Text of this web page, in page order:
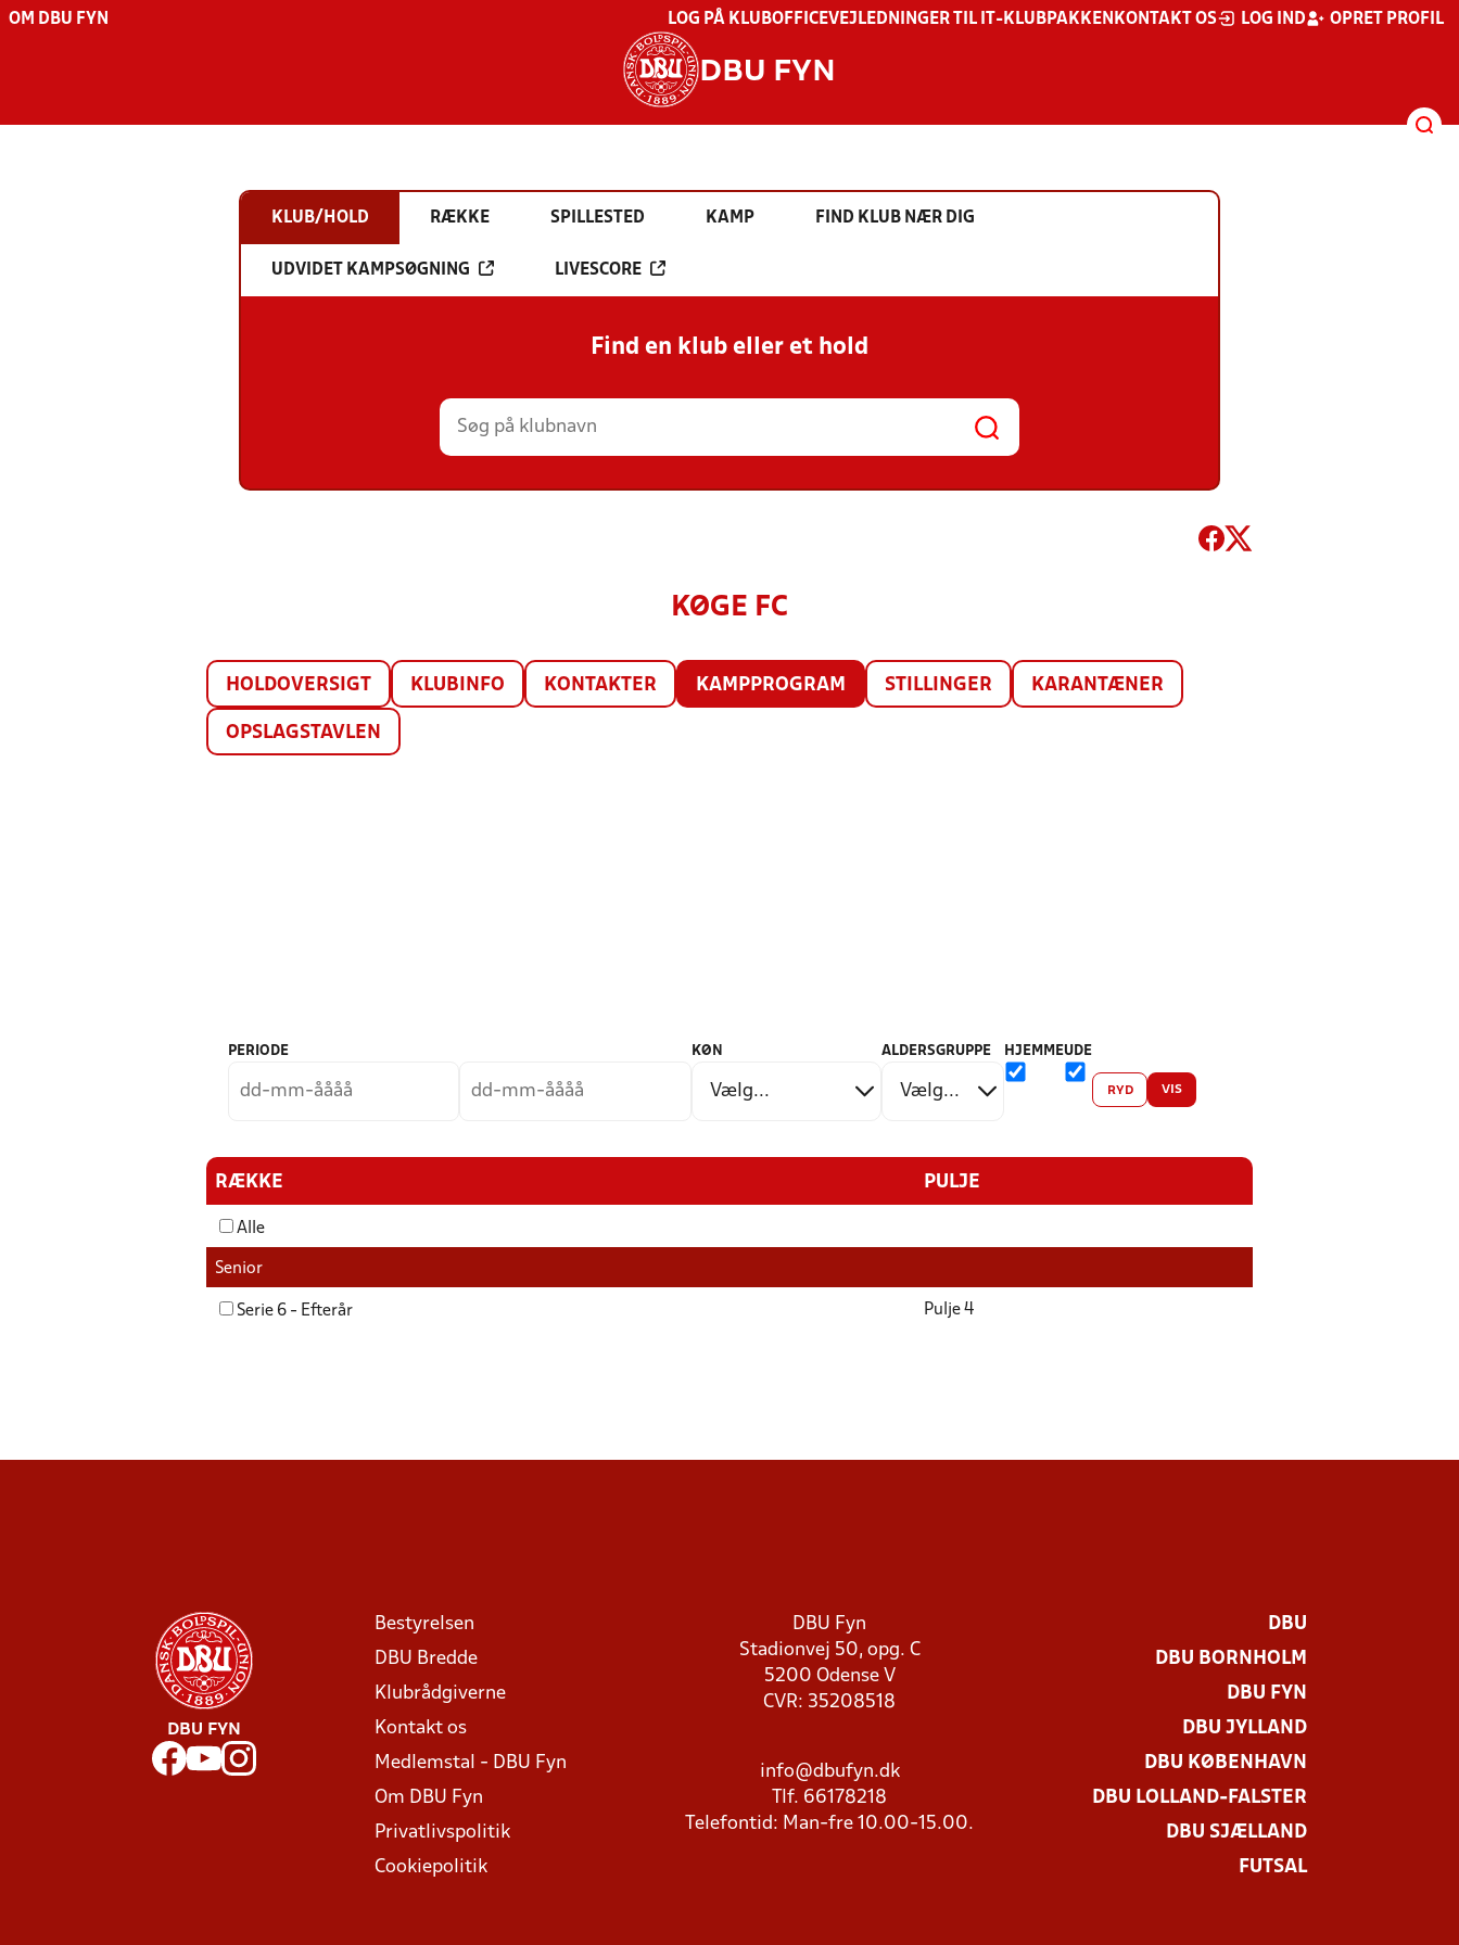
OM DBU FYN LOG PÅ KLUBOFFICEVEJLEDNINGER TIL IT-KLUBPAKKEN KONTAKT OS LOG IND OPRET PROFIL
DBU FYN
KLUB/HOLD RÆKKE SPILLESTED KAMP FIND KLUB NÆR DIG
UDVIDET KAMPSØGNING LIVESCORE
Find en klub eller et hold
KØGE FC
HOLDOVERSIGT KLUBINFO KONTAKTER KAMPPROGRAM STILLINGER KARANTÆNER
OPSLAGSTAVLEN
PERIODE KØN ALDERSGRUPPE HJEMMEUDE
RYD VIS
RÆKKE PULJE
Alle
Senior
Serie 6 - Efterår Pulje 4
DBU FYN
Bestyrelsen
DBU Bredde
Klubrådgiverne
Kontakt os
Medlemstal - DBU Fyn
Om DBU Fyn
Privatlivspolitik
Cookiepolitik
DBU Fyn
Stadionvej 50, opg. C
5200 Odense V
CVR: 35208518
info@dbufyn.dk
Tlf. 66178218
Telefontid: Man-fre 10.00-15.00.
DBU
DBU BORNHOLM
DBU FYN
DBU JYLLAND
DBU KØBENHAVN
DBU LOLLAND-FALSTER
DBU SJÆLLAND
FUTSAL